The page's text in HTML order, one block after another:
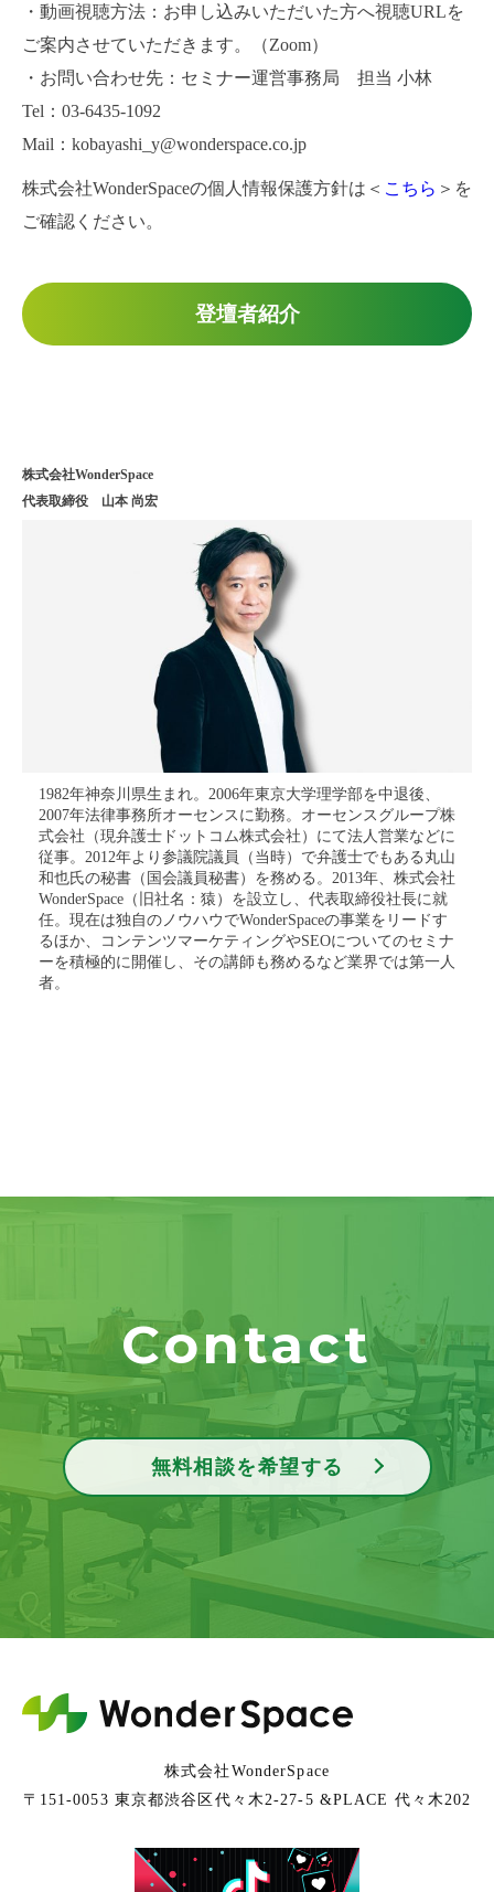
・動画視聴方法：お申し込みいただいた方へ視聴URLを
ご案内させていただきます。（Zoom）
・お問い合わせ先：セミナー運営事務局 担当 小林
Tel：03-6435-1092
Mail：kobayashi_y@wonderspace.co.jp
株式会社WonderSpaceの個人情報保護方針は＜ こちら ＞を
ご確認ください。
登壇者紹介
株式会社WonderSpace
代表取締役 山本 尚宏
1982年神奈川県生まれ。2006年東京大学理学部を中退後、
2007年法律事務所オーセンスに勤務。オーセンスグループ株
式会社（現弁護士ドットコム株式会社）にて法人営業などに
従事。2012年より参議院議員（当時）で弁護士でもある丸山
和也氏の秘書（国会議員秘書）を務める。2013年、株式会社
WonderSpace（旧社名：猿）を設立し、代表取締役社長に就
任。現在は独自のノウハウでWonderSpaceの事業をリードす
るほか、コンテンツマーケティングやSEOについてのセミナ
ーを積極的に開催し、その講師も務めるなど業界では第一人
者。
Contact
無料相談を希望する
株式会社WonderSpace
〒151-0053 東京都渋谷区代々木2-27-5 &PLACE 代々木202